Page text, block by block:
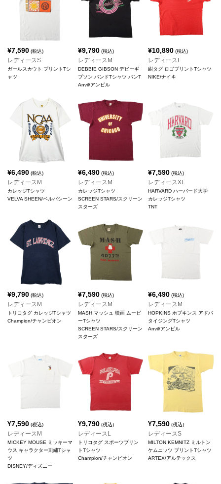
¥7,590 (税込)
レディースS
ガールスカウト プリントTシ
ャツ
¥9,790(税込)
レディースM
DEBBIE GIBSON デビーギ
ブソン バンドTシャツ バンT
Anvil/アンビル
¥10,890 (税込)
レディースL
紺タグ ロゴプリントTシャツ
NIKE/ナイキ
¥6,490 (税込)
レディースM
カレッジTシャツ
VELVA SHEEN/ベルバシーン
¥6,490(税込)
レディースM
カレッジTシャツ
SCREEN STARS/スクリーン
スターズ
¥7,590 (税込)
レディースXL
HARVARD ハーバード大学
カレッジTシャツ
TNT
¥9,790 (税込)
レディースM
トリコタグ カレッジTシャツ
Champion/チャンピオン
¥7,590(税込)
レディースM
MASH マッシュ 映画 ムービ
ーTシャツ
SCREEN STARS/スクリーン
スターズ
¥6,490 (税込)
レディースM
HOPKINS ホプキンス アドバ
タイジングTシャツ
Anvil/アンビル
¥7,590 (税込)
レディースM
MICKEY MOUSE ミッキーマ
ウス キャラクター刺繍Tシャ
ツ
DISNEY/ディズニー
¥9,790(税込)
レディースL
トリコタグ スポーツプリン
トTシャツ
Champion/チャンピオン
¥7,590 (税込)
レディースS
MILTON KEMNITZ ミルトン
ケムニッツ プリントTシャツ
ARTEX/アルテックス